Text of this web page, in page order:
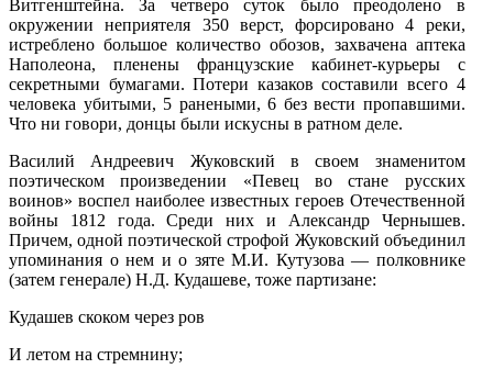
Витгенштейна. За четверо суток было преодолено в
окружении неприятеля 350 верст, форсировано 4 реки,
истреблено большое количество обозов, захвачена аптека
Наполеона, пленены французские кабинет-курьеры с
секретными бумагами. Потери казаков составили всего 4
человека убитыми, 5 ранеными, 6 без вести пропавшими.
Что ни говори, донцы были искусны в ратном деле.
Василий Андреевич Жуковский в своем знаменитом
поэтическом произведении «Певец во стане русских
воинов» воспел наиболее известных героев Отечественной
войны 1812 года. Среди них и Александр Чернышев.
Причем, одной поэтической строфой Жуковский объединил
упоминания о нем и о зяте М.И. Кутузова — полковнике
(затем генерале) Н.Д. Кудашеве, тоже партизане:
Кудашев скоком через ров
И летом на стремнину;